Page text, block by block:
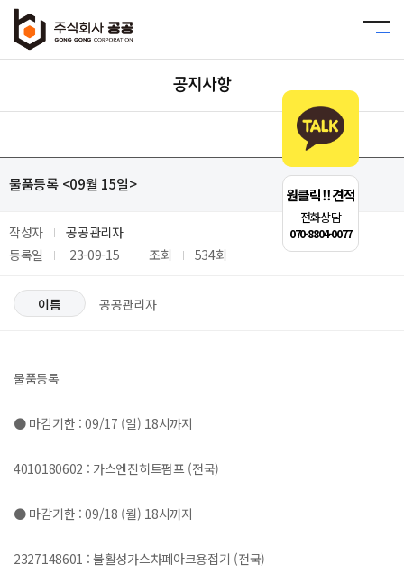
공지사항
물품등록 <09월 15일>
작성자
공공관리자
등록일
23-09-15 조회 534회
이름 공공관리자
물품등록
● 마감기한 : 09/17 (일) 18시까지
4010180602 : 가스엔진히트펌프 (전국)
● 마감기한 : 09/18 (월) 18시까지
2327148601 : 불활성가스차폐아크용접기 (전국)
원클릭!!견적
전화상담
070-8804-0077